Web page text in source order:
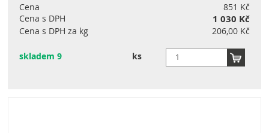
Cena
851 Kč
Cena s DPH
1 030 Kč
Cena s DPH za kg 206,00 Kč
skladem 9 ks